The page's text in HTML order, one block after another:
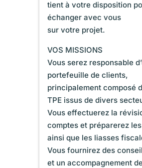
tient à votre disposition
échanger avec vous
sur votre projet.
VOS MISSIONS
Vous serez responsable
portefeuille de clients,
principalement composé
TPE issus de divers
Vous effectuerez la
comptes et préparerez
ainsi que les liasses
Vous fournirez des
et un accompagnement